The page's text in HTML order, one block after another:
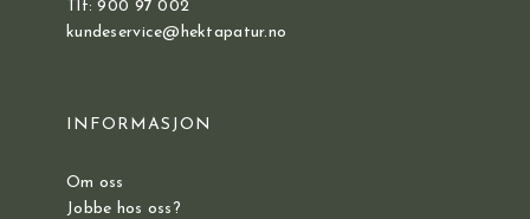
Tlf: 900 97 002
kundeservice@hektapatur.no
INFORMASJON
Om oss
Jobbe hos oss?